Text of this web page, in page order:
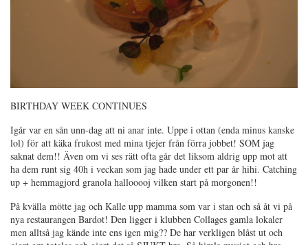
BIRTHDAY WEEK CONTINUES
Igår var en sån unn-dag att ni anar inte. Uppe i ottan (enda minus kanske
lol) för att käka frukost med mina tjejer från förra jobbet! SOM jag
saknat dem!! Även om vi ses rätt ofta går det liksom aldrig upp mot att
ha dem runt sig 40h i veckan som jag hade under ett par år hihi. Catching
up + hemmagjord granola hallooooj vilken start på morgonen!!
På kvälla mötte jag och Kalle upp mamma som var i stan och så åt vi på
nya restaurangen Bardot! Den ligger i klubben Collages gamla lokaler
men alltså jag kände inte ens igen mig?? De har verkligen blåst ut och